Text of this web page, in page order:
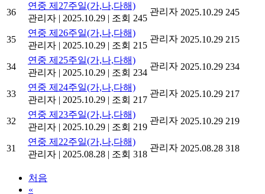
36
연중 제27주일(가,나,다해)
관리자 | 2025.10.29 | 조회 245
관리자 2025.10.29 245
35
연중 제26주일(가,나,다해)
관리자 | 2025.10.29 | 조회 215
관리자 2025.10.29 215
34
연중 제25주일(가,나,다해)
관리자 | 2025.10.29 | 조회 234
관리자 2025.10.29 234
33
연중 제24주일(가,나,다해)
관리자 | 2025.10.29 | 조회 217
관리자 2025.10.29 217
32
연중 제23주일(가,나,다해)
관리자 | 2025.10.29 | 조회 219
관리자 2025.10.29 219
31
연중 제22주일(가,나,다해)
관리자 | 2025.08.28 | 조회 318
관리자 2025.08.28 318
처음
«